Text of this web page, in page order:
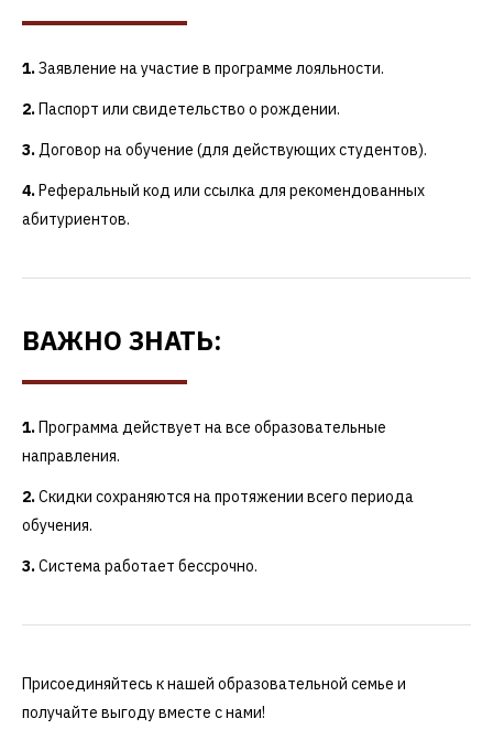
Заявление на участие в программе лояльности.
Паспорт или свидетельство о рождении.
Договор на обучение (для действующих студентов).
Реферальный код или ссылка для рекомендованных
абитуриентов.
ВАЖНО ЗНАТЬ:
Программа действует на все образовательные
направления.
Скидки сохраняются на протяжении всего периода
обучения.
Система работает бессрочно.
Присоединяйтесь к нашей образовательной семье и
получайте выгоду вместе с нами!